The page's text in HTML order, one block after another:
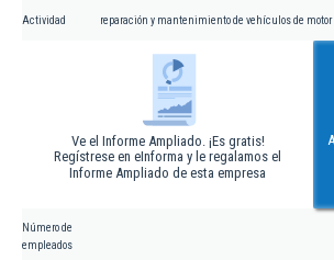
Actividad reparación y mantenimiento de vehículos de motor
Ve el Informe Ampliado. ¡Es gratis!
Regístrese en eInforma y le regalamos el
Informe Ampliado de esta empresa
Número de
empleados